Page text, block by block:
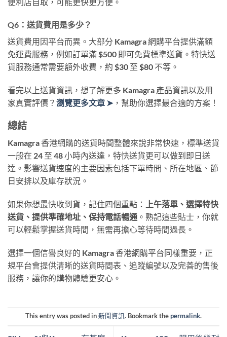
Q6：送貨費用是多少？
送貨費用因平台而異。大部分 Kamagra 網購平台提供滿額
免運費服務，例如訂單滿 $500 即可免費標準送貨。特快送
貨服務通常需要額外收費，約 $30 至 $80 不等。
看完以上送貨資訊，想了解更多 Kamagra 產品資訊以及用
家真實評價？ 瀏覽更多文章 ➤，幫助你選擇最合適的方案！
總結
Kamagra 香港網購的送貨時間整體來說非常快速，標準送貨
一般在 24 至 48 小時內送達，特快送貨更可以做到即日送
達。影響送貨速度的主要因素包括下單時間、所在地區、節
日安排以及庫存狀況。
如果你想最快收到貨，記住四個重點：
上午落單、選擇特快
送貨、提供準確地址、保持電話暢通 。熟記這些貼士，你就
可以輕鬆掌握送貨時間，無需再擔心等待時間過長。
選擇一個信譽良好的 Kamagra 香港網購平台同樣重要，正
規平台會提供清晰的送貨時間表、追蹤編號以及完善的售後
服務，讓你的購物體驗更安心。
This entry was posted in新聞資訊. Bookmark thepermalink.